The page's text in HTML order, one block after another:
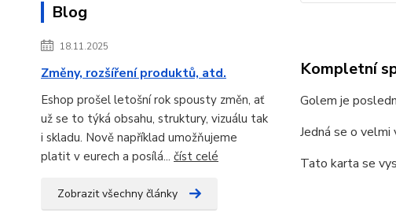
Blog
18.11.2025
Změny, rozšíření produktů, atd.
Eshop prošel letošní rok spousty změn, ať
už se to týká obsahu, struktury, vizuálu tak
i skladu. Nově například umožňujeme
platit v eurech a posílá... číst celé
Zobrazit všechny články
Kompletní
Golem je
Jedná se o velmi
Tato karta se